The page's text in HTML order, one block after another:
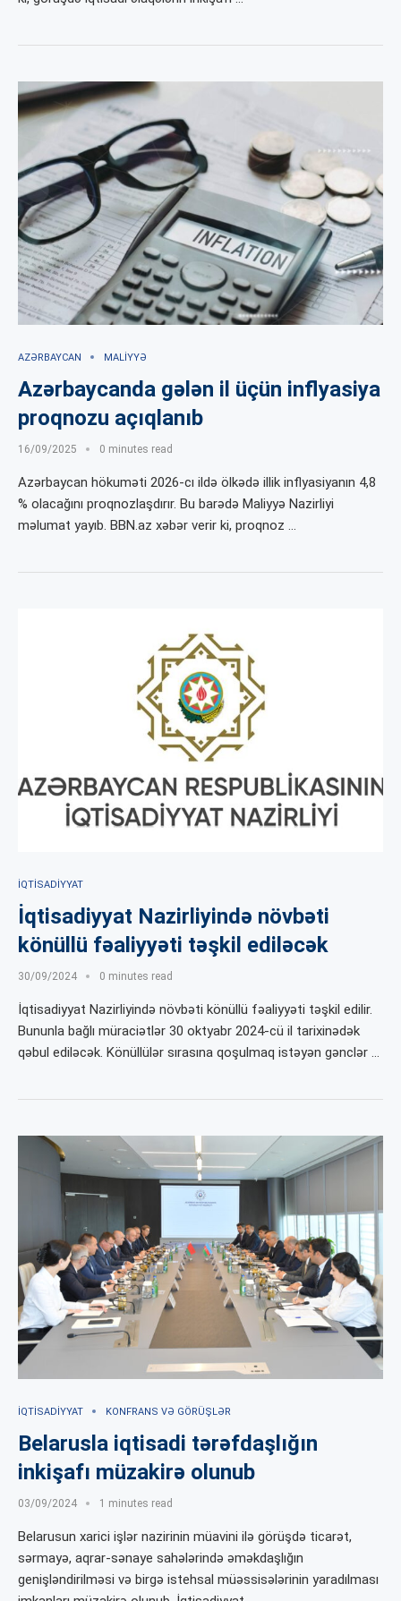
AZƏRBAYCAN MALIYYƏ
Azərbaycanda gələn il üçün inflyasiya
proqnozu açıqlanıb
16/09/2025 0 minutes read
Azərbaycan hökuməti 2026-cı ildə ölkədə illik inflyasiyanın 4,8
% olacağını proqnozlaşdırır. Bu barədə Maliyyə Nazirliyi
məlumat yayıb. BBN.az xəbər verir ki, proqnoz …
İQTISADIYYAT
İqtisadiyyat Nazirliyində növbəti
könüllü fəaliyyəti təşkil ediləcək
30/09/2024 0 minutes read
İqtisadiyyat Nazirliyində növbəti könüllü fəaliyyəti təşkil edilir.
Bununla bağlı müraciətlər 30 oktyabr 2024-cü il tarixinədək
qəbul ediləcək. Könüllülər sırasına qoşulmaq istəyən gənclər …
İQTISADIYYAT KONFRANS VƏ GÖRÜŞLƏR
Belarusla iqtisadi tərəfdaşlığın
inkişafı müzakirə olunub
03/09/2024 1 minutes read
Belarusun xarici işlər nazirinin müavini ilə görüşdə ticarət,
sərmayə, aqrar-sənaye sahələrində əməkdaşlığın
genişləndirilməsi və birgə istehsal müəssisələrinin yaradılması